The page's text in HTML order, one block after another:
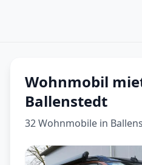
Wohnmobil
Ballenstedt
32 Wohnmobile in